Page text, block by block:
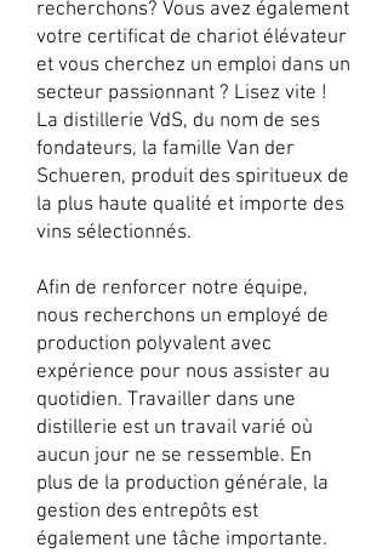
recherchons? Vous avez également
votre certificat de chariot élévateur
et vous cherchez un emploi dans un
secteur passionnant ? Lisez vite !
La distillerie VdS, du nom de ses
fondateurs, la famille Van der
Schueren, produit des spiritueux de
la plus haute qualité et importe des
vins sélectionnés.
Afin de renforcer notre équipe,
nous recherchons un employé de
production polyvalent avec
expérience pour nous assister au
quotidien. Travailler dans une
distillerie est un travail varié où
aucun jour ne se ressemble. En
plus de la production générale, la
gestion des entrepôts est
également une tâche importante.